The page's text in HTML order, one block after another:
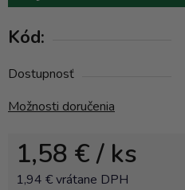
Kód:
Dostupnosť
Možnosti doručenia
1,58 €/ ks
1,94 € vrátane DPH